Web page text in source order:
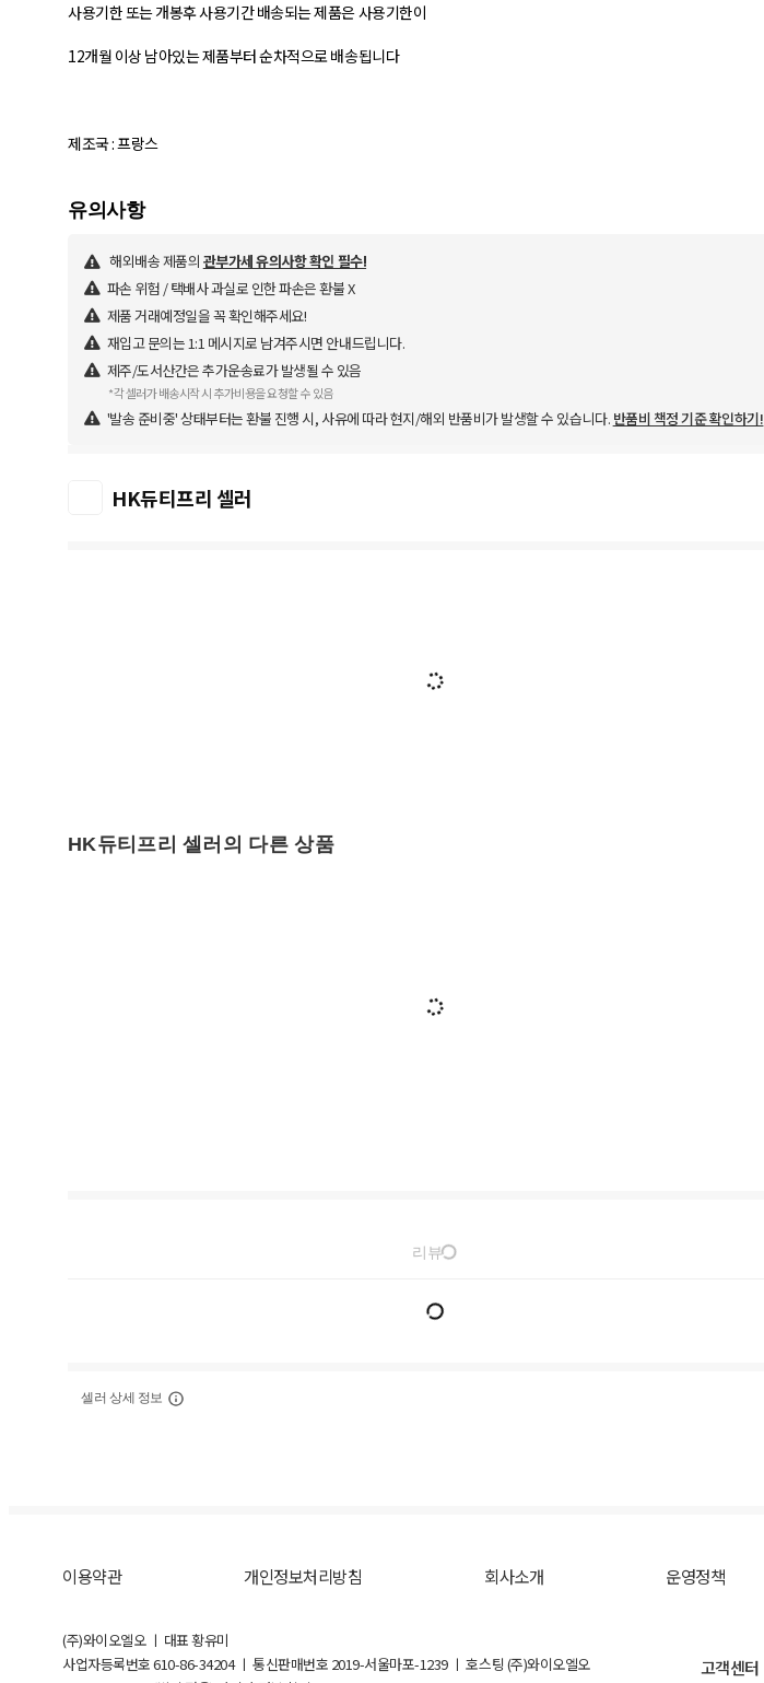
사용기한 또는 개봉후 사용기간 배송되는 제품은 사용기한이
12개월 이상 남아있는 제품부터 순차적으로 배송됩니다
제조국 : 프랑스
유의사항
해외배송 제품의 관부가세 유의사항 확인 필수!
파손 위험 / 택배사 과실로 인한 파손은 환불 X
제품 거래예정일을 꼭 확인해주세요!
재입고 문의는 1:1 메시지로 남겨주시면 안내드립니다.
제주/도서산간은 추가운송료가 발생될 수 있음
*각 셀러가 배송시작 시 추가비용을 요청할 수 있음
'발송 준비중' 상태부터는 환불 진행 시, 사유에 따라 현지/해외 반품비가 발생할 수 있습니다. 반품비 책정 기준 확인하기!
HK듀티프리 셀러
HK듀티프리 셀러의 다른 상품
리뷰
셀러 상세 정보
이용약관 개인정보처리방침 회사소개 운영정책
(주)와이오엘오 ㅣ 대표 황유미
사업자등록번호610-86-34204ㅣ 통신판매번호 2019-서울마포-1239 ㅣ 호스팅 (주)와이오엘오
고객센터